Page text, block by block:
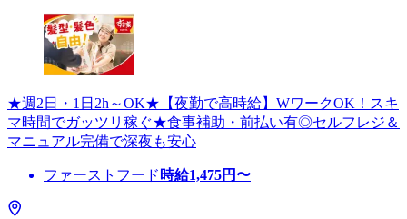
★週2日・1日2h～OK★【夜勤で高時給】WワークOK！スキ
マ時間でガッツリ稼ぐ★食事補助・前払い有◎セルフレジ＆
マニュアル完備で深夜も安心
ファーストフード 時給1,475円〜